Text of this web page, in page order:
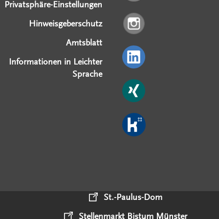
Privatsphäre-Einstellungen
Hinweisgeberschutz
Amtsblatt
Informationen in Leichter
Sprache
St.-Paulus-Dom
Stellenmarkt Bistum Münster